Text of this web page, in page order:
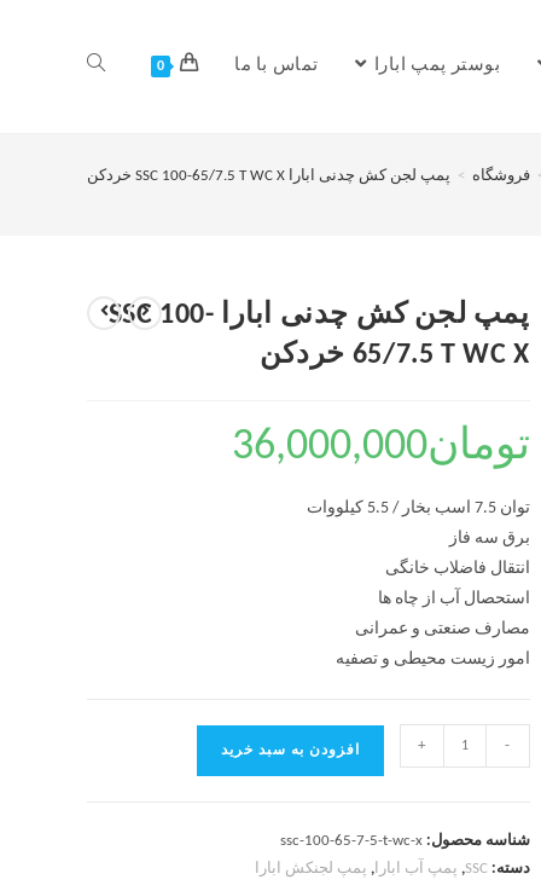
بوستر پمپ ابارا تماس با ما 0
فروشگاه > پمپ لجن کش چدنی ابارا SSC 100-65/7.5 T WC X خردکن
پمپ لجن کش چدنی ابارا SSC 100-
65/7.5 T WC X خردکن
تومان36,000,000
توان 7.5 اسب بخار / 5.5 کیلووات
برق سه فاز
انتقال فاضلاب خانگی
استحصال آب از چاه ها
مصارف صنعتی و عمرانی
امور زیست محیطی و تصفیه
-
+ افزودن به سبد خرید
شناسه محصول:ssc-100-65-7-5-t-wc-x
دسته: SSC
, پمپ آب ابارا, پمپ لجنکش ابارا